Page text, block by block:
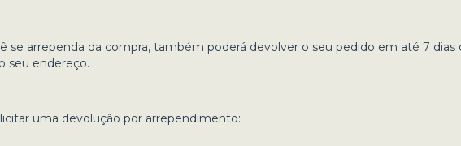
se arrependa da compra, também poderá devolver o seu pedido em até 7
seu endereço.
uma devolução por arrependimento: